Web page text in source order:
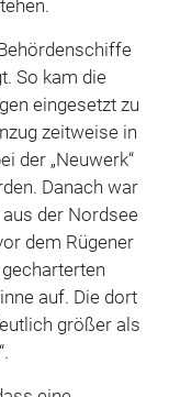
So kam die
eingesetzt zu
zeitweise in
der „Neuwerk“
Danach war
der Nordsee
dem Rügener
auf. Die dort
größer als